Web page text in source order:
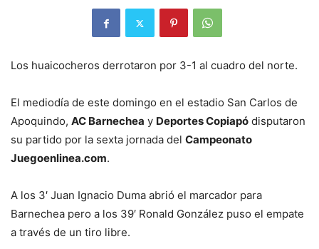
Los huaicocheros derrotaron por 3-1 al cuadro del norte.
El mediodía de este domingo en el estadio San Carlos de
Apoquindo, AC Barnechea y Deportes Copiapó disputaron
su partido por la sexta jornada del Campeonato
Juegoenlinea.com.
A los 3′ Juan Ignacio Duma abrió el marcador para
Barnechea pero a los 39′ Ronald González puso el empate
a través de un tiro libre.